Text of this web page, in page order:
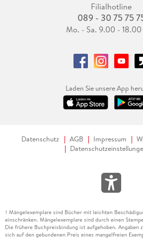
Filialhotline
089 - 30 75 75
Mo. - Sa. 9.00 -
Laden Sie unsere App
Datenschutz AGB Impressum
1 Mängelexemplare sind Bücher mit leichten
einschränken. Mängelexemplare sind durch einen
Die frühere Buchpreisbindung ist aufgehoben. Angaben
sich auf den gebundenen Preis eines mangelfreien